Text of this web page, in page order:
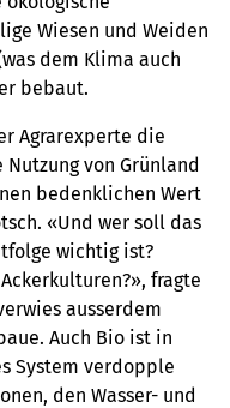
Wiesen und Weiden
dem Klima auch
bebaut.
Agrarexperte die
von Grünland
bedenklichen Wert
«Und wer soll das
wichtig ist?
fragte
ausserdem
Auch Bio ist in
System verdopple
den Wasser- und